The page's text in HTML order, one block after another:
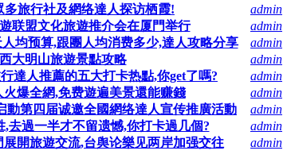
多旅行社及網络達人探访栖霞!
admin
联盟文化旅遊推介会在厦門举行
admin
均预算,跟團人均消费多少,達人攻略分享
admin
大明山旅遊景點攻略
admin
達人推薦的五大打卡热點,你get了嗎?
admin
爆全網,免费遊遍美景還能赚錢
admin
動第四届诚邀全國網络達人宣传推廣活動
admin
,去過一半才不留遗憾,你打卡過几個?
admin
展開旅遊交流,台舆论樂见两岸加强交往
admin